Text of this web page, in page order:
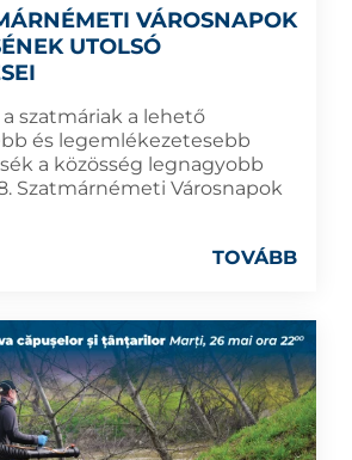
VÁROSNAPOK
UTOLSÓ
szatmáriak a lehető
és legemlékezetesebb
a közösség legnagyobb
Szatmárnémeti Városnapok
TOVÁBB